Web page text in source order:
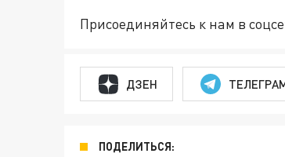
Присоединяйтесь к нам в
ДЗЕН
ПОДЕЛИТЬСЯ: